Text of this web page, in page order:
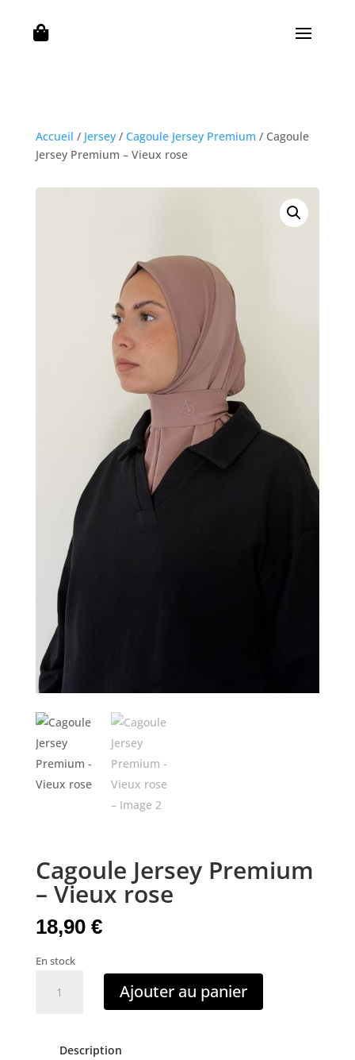

Accueil / Jersey/ Cagoule Jersey Premium / Cagoule
Jersey Premium – Vieux rose
Cagoule Jersey Premium
– Vieux rose
18,90 €
En stock
Premium
Ajouter au panier
Description